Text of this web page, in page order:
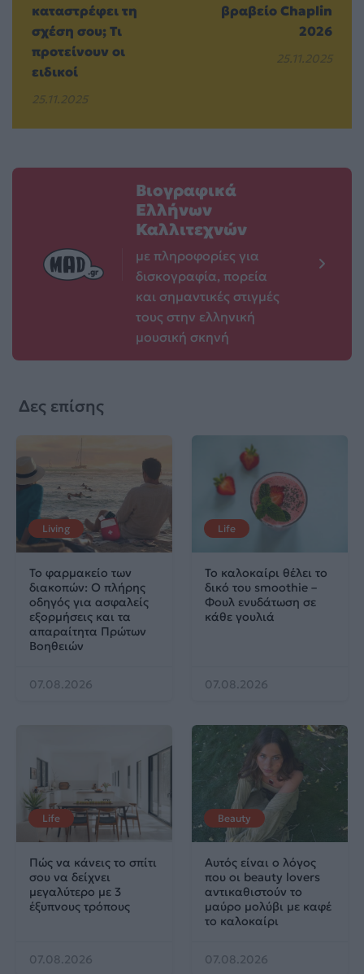
καταστρέφει τη
σχέση σου; Τι
προτείνουν οι
ειδικοί
25.11.2025
βραβείο Chaplin
2026
25.11.2025
Βιογραφικά
Ελλήνων
Καλλιτεχνών
με πληροφορίες για
δισκογραφία, πορεία
και σημαντικές στιγμές
τους στην ελληνική
μουσική σκηνή
Δες επίσης
Living
Το φαρμακείο των
διακοπών: Ο πλήρης
οδηγός για ασφαλείς
εξορμήσεις και τα
απαραίτητα Πρώτων
Βοηθειών
07.08.2026
Life
Το καλοκαίρι θέλει το
δικό του smoothie –
Φουλ ενυδάτωση σε
κάθε γουλιά
07.08.2026
Life
Πώς να κάνεις το σπίτι
σου να δείχνει
μεγαλύτερο με 3
έξυπνους τρόπους
07.08.2026
Beauty
Αυτός είναι ο λόγος
που οι beauty lovers
αντικαθιστούν το
μαύρο μολύβι με καφέ
το καλοκαίρι
07.08.2026